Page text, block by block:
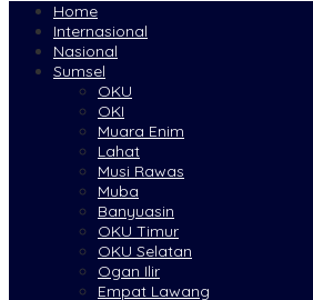
Home
Internasional
Nasional
Sumsel
OKU
OKI
Muara Enim
Lahat
Musi Rawas
Muba
Banyuasin
OKU Timur
OKU Selatan
Ogan Ilir
Empat Lawang